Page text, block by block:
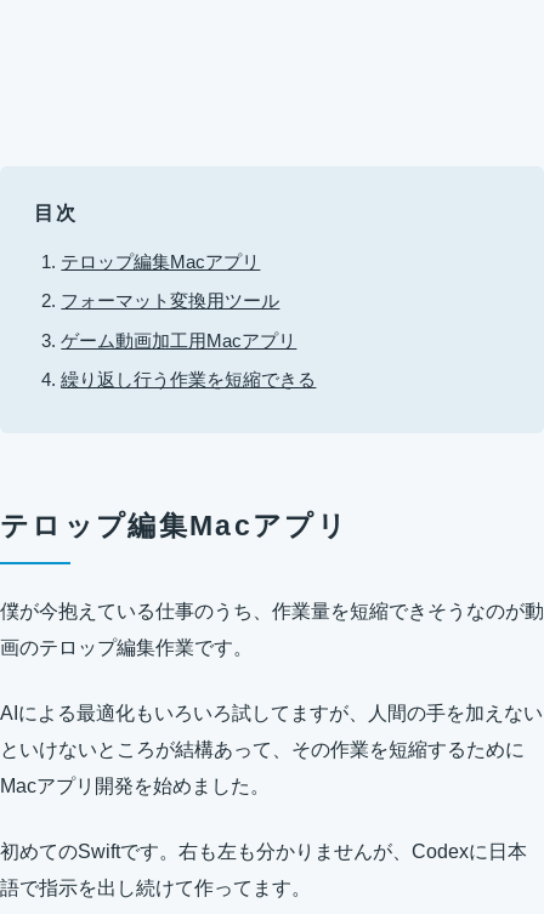
目次
テロップ編集Macアプリ
フォーマット変換用ツール
ゲーム動画加工用Macアプリ
繰り返し行う作業を短縮できる
テロップ編集Macアプリ
僕が今抱えている仕事のうち、作業量を短縮できそうなのが動
画のテロップ編集作業です。
AIによる最適化もいろいろ試してますが、人間の手を加えない
といけないところが結構あって、その作業を短縮するために
Macアプリ開発を始めました。
初めてのSwiftです。右も左も分かりませんが、Codexに日本
語で指示を出し続けて作ってます。